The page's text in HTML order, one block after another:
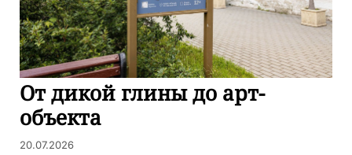
От дикой глины до арт-
объекта
20.07.2026